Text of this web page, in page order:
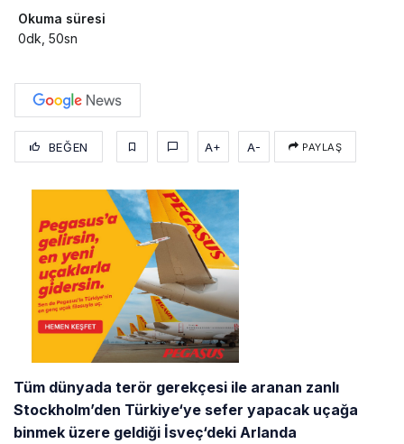
Okuma süresi
0dk, 50sn
BEĞEN A+ A- PAYLAŞ
Tüm dünyada terör gerekçesi ile aranan zanlı
Stockholm’den Türkiye‘ye sefer yapacak uçağa
binmek üzere geldiği İsveç‘deki Arlanda